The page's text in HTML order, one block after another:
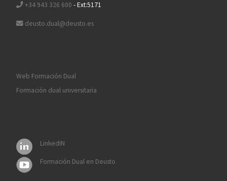
+34 943 326 600 - Ext:5171
deusto.dual@deusto.es
Web Formación Dual
Formación dual universitaria
LinkedIN
Formación Dual en Deusto